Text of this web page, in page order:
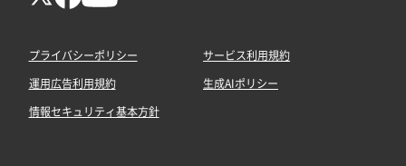
プライバシーポリシー サービス利用規約
運用広告利用規約 生成AIポリシー
情報セキュリティ基本方針